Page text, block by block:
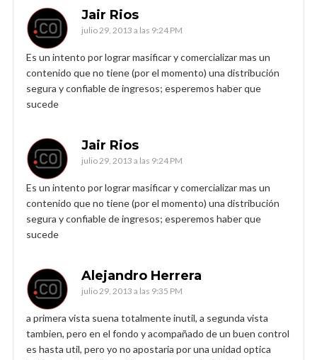
Jair Rios
julio 29, 2013 a las 9:24 PM
Es un intento por lograr masificar y comercializar mas un
contenido que no tiene (por el momento) una distribución
segura y confiable de ingresos; esperemos haber que
sucede
Jair Rios
julio 29, 2013 a las 9:24 PM
Es un intento por lograr masificar y comercializar mas un
contenido que no tiene (por el momento) una distribución
segura y confiable de ingresos; esperemos haber que
sucede
Alejandro Herrera
julio 29, 2013 a las 9:35 PM
a primera vista suena totalmente inutil, a segunda vista
tambien, pero en el fondo y acompañado de un buen control
es hasta util, pero yo no apostaria por una unidad optica